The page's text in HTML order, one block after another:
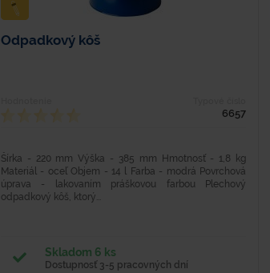
Odpadkový kôš
6657
Šírka - 220 mm Výška - 385 mm Hmotnosť - 1,8 kg
Materiál - oceľ Objem - 14 l Farba - modrá Povrchová
úprava - lakovaním práškovou farbou Plechový
odpadkový kôš, ktorý...
Skladom 6 ks
Dostupnosť 3-5 pracovných dní